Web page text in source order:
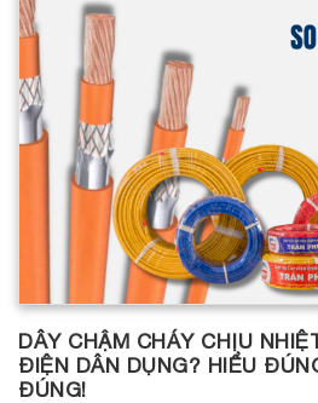
DÂY CHẬM CHÁY CHỊU
ĐIỆN DÂN DỤNG? HIỂU
ĐÚNG!